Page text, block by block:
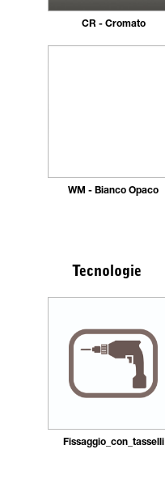
CR - Cromato
WM - Bianco Opaco
Tecnologie
Fissaggio_con_tasselli